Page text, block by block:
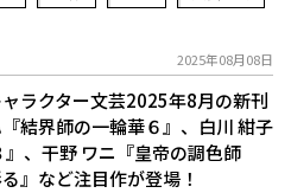
2025年08月08日
ャラクター文芸2025年8月の新刊
結界師の一輪華６』、白川 紺子
』、干野 ワニ『皇帝の調色師
』など注目作が登場！